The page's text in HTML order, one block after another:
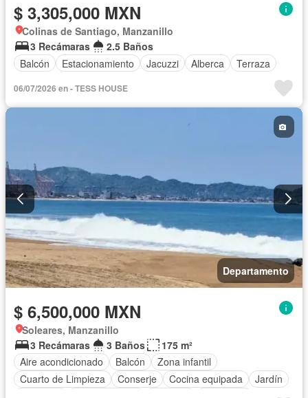
$ 3,305,000 MXN
Colinas de Santiago, Manzanillo
3 Recámaras
2.5 Baños
Balcón
Estacionamiento Jacuzzi Alberca Terraza
06/07/2026 en - TESS HOUSE
Departamento
$ 6,500,000 MXN
Soleares, Manzanillo
3 Recámaras
3 Baños
175 m²
Aire acondicionado
Balcón
Zona infantil
Cuarto de Limpieza
Conserje Cocina equipada
Jardín